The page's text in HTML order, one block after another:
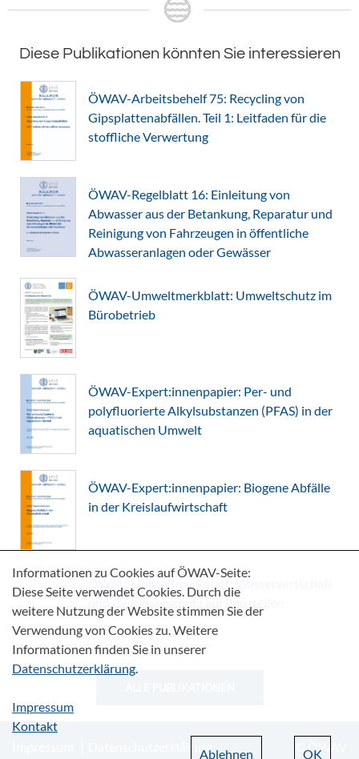
Diese Publikationen könnten Sie interessieren
ÖWAV-Arbeitsbehelf 75: Recycling von
Gipsplattenabfällen. Teil 1: Leitfaden für die
stoffliche Verwertung
ÖWAV-Regelblatt 16: Einleitung von
Abwasser aus der Betankung, Reparatur und
Reinigung von Fahrzeugen in öffentliche
Abwasseranlagen oder Gewässer
ÖWAV-Umweltmerkblatt: Umweltschutz im
Bürobetrieb
ÖWAV-Expert:innenpapier: Per- und
polyfluorierte Alkylsubstanzen (PFAS) in der
aquatischen Umwelt
ÖWAV-Expert:innenpapier: Biogene Abfälle
in der Kreislaufwirtschaft
Datenschutzerklärung
© ÖWAV
Informationen zu Cookies auf ÖWAV-Seite:
Diese Seite verwendet Cookies. Durch die
weitere Nutzung der Website stimmen Sie der
Verwendung von Cookies zu. Weitere
Informationen finden Sie in unserer
Datenschutzerklärung.
Impressum
Kontakt
OK
Ablehnen